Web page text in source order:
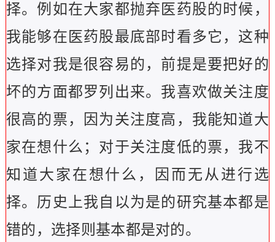
择。例如在大家都抛弃医药股的时候，
我能够在医药股最底部时看多它，这种
选择对我是很容易的，前提是要把好的
坏的方面都罗列出来。我喜欢做关注度
很高的票，因为关注度高，我能知道大
家在想什么；对于关注度低的票，我不
知道大家在想什么，因而无从进行选
择。历史上我自以为是的研究基本都是
错的，选择则基本都是对的。